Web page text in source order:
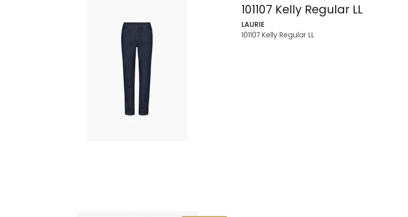
101107 Kelly Regular LL
LAURIE
101107 Kelly Regular LL